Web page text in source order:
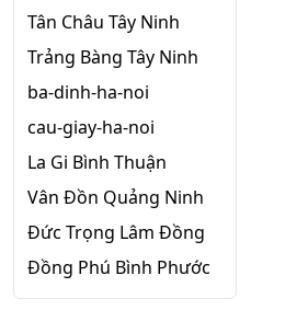
Tân Châu Tây Ninh
Trảng Bàng Tây Ninh
ba-dinh-ha-noi
cau-giay-ha-noi
La Gi Bình Thuận
Vân Đồn Quảng Ninh
Đức Trọng Lâm Đồng
Đồng Phú Bình Phước